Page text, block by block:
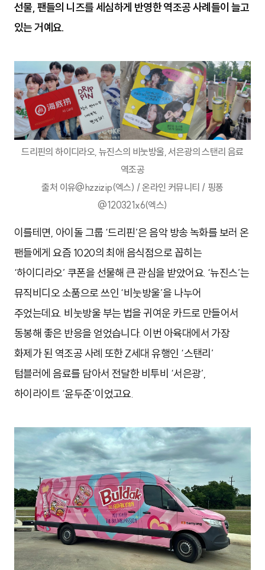
선물, 팬들의 니즈를 세심하게 반영한 역조공 사례들이 늘고
있는 거예요.
드리핀의 하이디라오, 뉴진스의 비눗방울, 서은광의 스탠리 음료
역조공
출처 이유@hzzizip(엑스) / 온라인 커뮤니티 / 핑퐁
@120321x6(엑스)
이를테면, 아이돌 그룹 ‘드리핀’은 음악 방송 녹화를 보러 온
팬들에게 요즘 1020의 최애 음식점으로 꼽히는
‘하이디라오’ 쿠폰을 선물해 큰 관심을 받았어요. ‘뉴진스’는
뮤직비디오 소품으로 쓰인 ‘비눗방울’을 나누어
주었는데요. 비눗방울 부는 법을 귀여운 카드로 만들어서
동봉해 좋은 반응을 얻었습니다. 이번 아육대에서 가장
화제가 된 역조공 사례 또한 Z세대 유행인 ‘스탠리’
텀블러에 음료를 담아서 전달한 비투비 ‘서은광’,
하이라이트 ‘윤두준’이었고요.